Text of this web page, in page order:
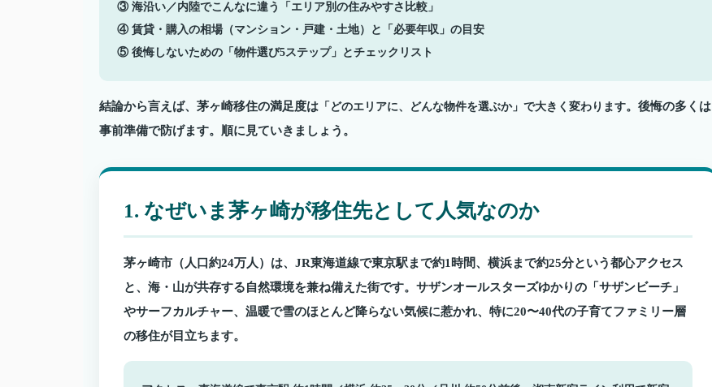
③ 海沿い／内陸でこんなに違う「エリア別の住みやすさ比較」
④ 賃貸・購入の相場（マンション・戸建・土地）と「必要年収」の目安
⑤ 後悔しないための「物件選び5ステップ」とチェックリスト
結論から言えば、茅ヶ崎移住の満足度は 「どのエリアに、どんな物件を選ぶか」で大きく変わります。後悔の多くは
事前準備で防げます。順に見ていきましょう。
1. なぜいま茅ヶ崎が移住先として人気なのか
茅ヶ崎市（人口約24万人）は、JR東海道線で東京駅まで約1時間、横浜まで約25分という都心アクセス
と、海・山が共存する自然環境を兼ね備えた街です。サザンオールスターズゆかりの「サザンビーチ」
やサーフカルチャー、温暖で雪のほとんど降らない気候に惹かれ、特に20〜40代の子育てファミリー層
の移住が目立ちます。